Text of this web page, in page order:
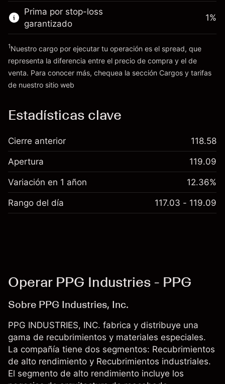
Ir a la plataforma
Dinero del apalancamiento ~ $
Prima por stop-loss
garantizado
Cargos
1%
1Nuestro cargo por ejecutar tu operación es el spread, que
representa la diferencia entre el precio de compra y el de
venta. Para conocer más, chequea la sección Cargos y tarifas
de nuestro sitio web
Estadísticas clave
Cierre anterior 118.58
Apertura 119.09
Variación en 1 añon 12.36%
Rango del día 117.03 - 119.09
Operar PPG Industries - PPG
Sobre PPG Industries, Inc.
PPG INDUSTRIES, INC. fabrica y distribuye una
gama de recubrimientos y materiales especiales.
La compañía tiene dos segmentos: Recubrimientos
de alto rendimiento y Recubrimientos industriales.
El segmento de alto rendimiento incluye los